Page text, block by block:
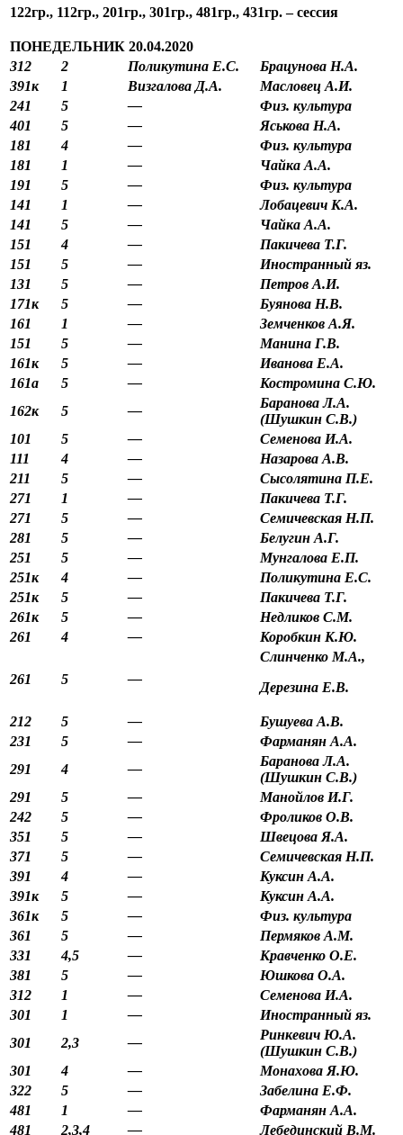
122гр., 112гр., 201гр., 301гр., 481гр., 431гр. – сессия
ПОНЕДЕЛЬНИК 20.04.2020
312
2 Поликутина Е.С.
Брацунова Н.А.
391к
1 Визгалова Д.А.
Масловец А.И.
241
5 —
Физ. культура
401
5 —
Яськова Н.А.
181
4 —
Физ. культура
181
1 —
Чайка А.А.
191
5 —
Физ. культура
141
1 —
Лобацевич К.А.
141
5 —
Чайка А.А.
151
4 —
Пакичева Т.Г.
151
5 —
Иностранный яз.
131
5 —
Петров А.И.
171к
5 —
Буянова Н.В.
161
1 —
Земченков А.Я.
151
5 —
Манина Г.В.
161к
5 —
Иванова Е.А.
161а
5 —
Костромина С.Ю.
162к
5 —
Баранова Л.А.
(Шушкин С.В.)
101
5 —
Семенова И.А.
111
4 —
Назарова А.В.
211
5 —
Сысолятина П.Е.
271
1 —
Пакичева Т.Г.
271
5 —
Семичевская Н.П.
281
5 —
Белугин А.Г.
251
5 —
Мунгалова Е.П.
251к
4 —
Поликутина Е.С.
251к
5 —
Пакичева Т.Г.
261к
5 —
Недликов С.М.
261
4 — Коробкин К.Ю.
261 5 —
Слинченко М.А.,
Дерезина Е.В.
212 5 —
Бушуева А.В.
231
5 —
Фарманян А.А.
291
4 —
Баранова Л.А.
(Шушкин С.В.)
291
5 —
Манойлов И.Г.
242
5 —
Фроликов О.В.
351
5 —
Швецова Я.А.
371
5 —
Семичевская Н.П.
391
4 —
Куксин А.А.
391к
5 —
Куксин А.А.
361к
5 —
Физ. культура
361
5 —
Пермяков А.М.
331
4,5 —
Кравченко О.Е.
381
5 —
Юшкова О.А.
312
1 —
Семенова И.А.
301
1 —
Иностранный яз.
301
2,3 —
Ринкевич Ю.А.
(Шушкин С.В.)
301
4 —
Монахова Я.Ю.
322
5 —
Забелина Е.Ф.
481
1 —
Фарманян А.А.
481
2,3,4 — Лебединский В.М.